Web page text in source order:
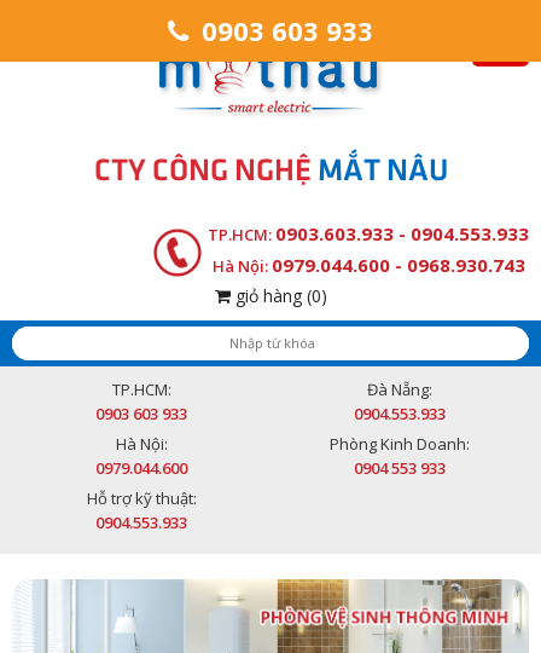
CTY CÔNG NGHỆ MẮT NÂU
TP.HCM: 0903.603.933 - 0904.553.933
Hà Nội: 0979.044.600 - 0968.930.743
giỏ hàng (0)
TP.HCM:
0903 603 933
Đà Nẵng:
0904.553.933
Hà Nội:
0979.044.600
Phòng Kinh Doanh:
0904 553 933
Hỗ trợ kỹ thuật:
0904.553.933
0903 603 933